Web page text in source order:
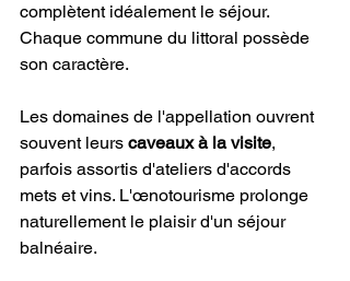
complètent idéalement le séjour.
Chaque commune du littoral possède
son caractère.
Les domaines de l'appellation ouvrent
souvent leurs caveaux à la visite,
parfois assortis d'ateliers d'accords
mets et vins. L'œnotourisme prolonge
naturellement le plaisir d'un séjour
balnéaire.